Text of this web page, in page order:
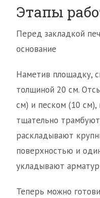
Этапы
Перед закладкой
основание
Наметив площадку,
толщиной 20 см.
см) и песком (10
тщательно
раскладывают
поверхностью и
укладывают
Теперь можно